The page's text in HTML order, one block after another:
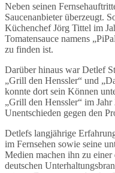
Neben seinen
Saucenanbieter überzeugt.
Küchenchef Jörg Tittel im
Tomatensauce namens
zu finden ist.
Darüber hinaus war Detlef
„Grill den Henssler“ und
konnte dort sein Können
„Grill den Henssler“ im
Unentschieden gegen den
Detlefs langjährige
im Fernsehen sowie seine
Medien machen ihn zu einer
deutschen